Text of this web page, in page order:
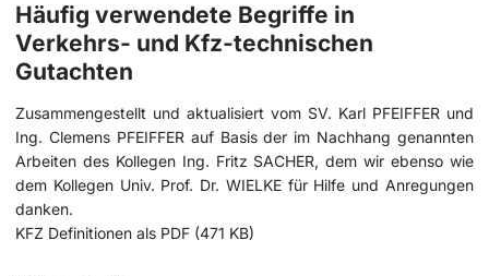
Häufig verwendete Begriffe in
Verkehrs- und Kfz-technischen
Gutachten
Zusammengestellt und aktualisiert vom SV. Karl PFEIFFER und
Ing. Clemens PFEIFFER auf Basis der im Nachhang genannten
Arbeiten des Kollegen Ing. Fritz SACHER, dem wir ebenso wie
dem Kollegen Univ. Prof. Dr. WIELKE für Hilfe und Anregungen
danken.
KFZ Definitionen als PDF (471 KB)